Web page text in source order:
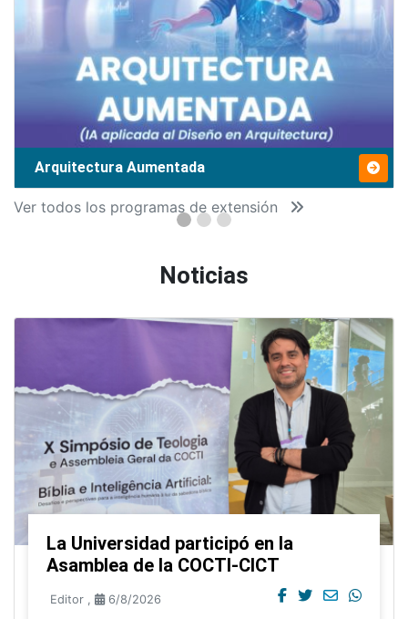
Arquitectura Aumentada
Ver todos los programas de extensión
Noticias
La Universidad participó en la
Asamblea de la COCTI-CICT
Editor , 6/8/2026